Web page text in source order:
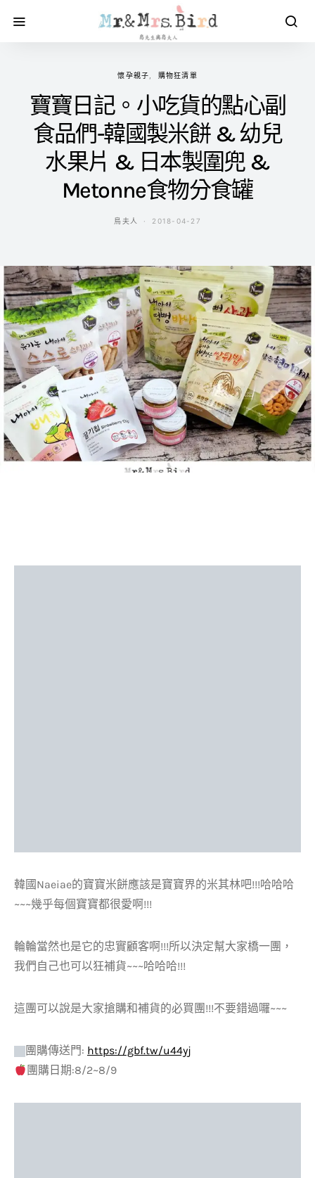
懷孕親子 購物狂清單
寶寶日記。小吃貨的點心副
食品們-韓國製米餅 & 幼兒
水果片 & 日本製圍兜 &
Metonne食物分食罐
鳥夫人 2018-04-27
韓國Naeiae的寶寶米餅應該是寶寶界的米其林吧!!!哈哈哈
~~~幾乎每個寶寶都很愛啊!!!
輪輪當然也是它的忠實顧客啊!!!所以決定幫大家橋一團，
我們自己也可以狂補貨~~~哈哈哈!!!
這團可以說是大家搶購和補貨的必買團!!!不要錯過囉~~~
團購傳送門: https://gbf.tw/u44yj
團購日期:8/2~8/9